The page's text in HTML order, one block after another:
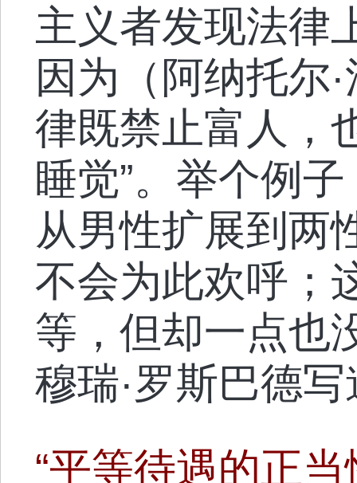
主义者发现法律
因为（阿纳托尔
律既禁止富人，
睡觉”。举个例
从男性扩展到两
不会为此欢呼；
等，但却一点也
穆瑞·罗斯巴德
“平等待遇的正